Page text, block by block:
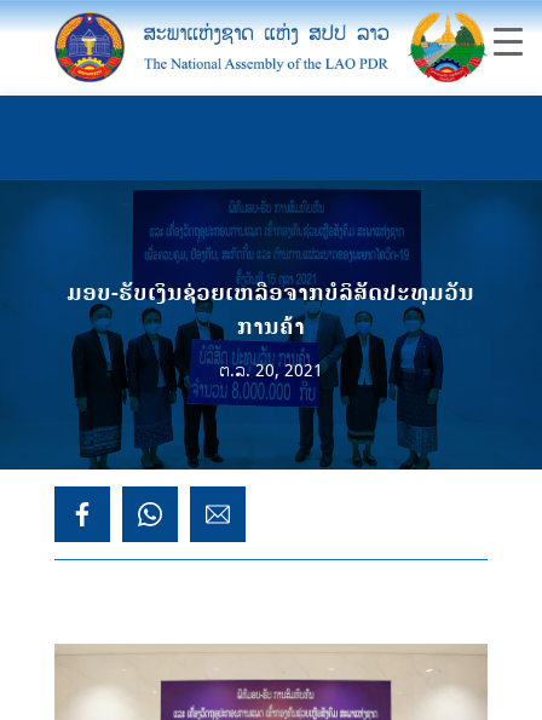
ມອບ-ຮັບເງິນຊ່ວຍເຫລືອຈາກບໍລິສັດປະທຸມວັນ
ການຄ້າ
ຕ.ລ. 20, 2021